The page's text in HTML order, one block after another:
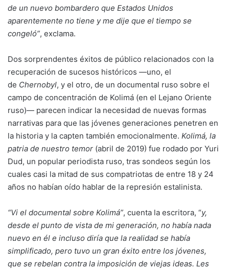
de un nuevo bombardero que Estados Unidos
aparentemente no tiene y me dije que el tiempo se
congeló”, exclama.
Dos sorprendentes éxitos de público relacionados con la
recuperación de sucesos históricos —uno, el
de Chernobyl, y el otro, de un documental ruso sobre el
campo de concentración de Kolimá (en el Lejano Oriente
ruso)— parecen indicar la necesidad de nuevas formas
narrativas para que las jóvenes generaciones penetren en
la historia y la capten también emocionalmente. Kolimá, la
patria de nuestro temor (abril de 2019) fue rodado por Yuri
Dud, un popular periodista ruso, tras sondeos según los
cuales casi la mitad de sus compatriotas de entre 18 y 24
años no habían oído hablar de la represión estalinista.
“Vi el documental sobre Kolimá”, cuenta la escritora, “y,
desde el punto de vista de mi generación, no había nada
nuevo en él e incluso diría que la realidad se había
simplificado, pero tuvo un gran éxito entre los jóvenes,
que se rebelan contra la imposición de viejas ideas. Les